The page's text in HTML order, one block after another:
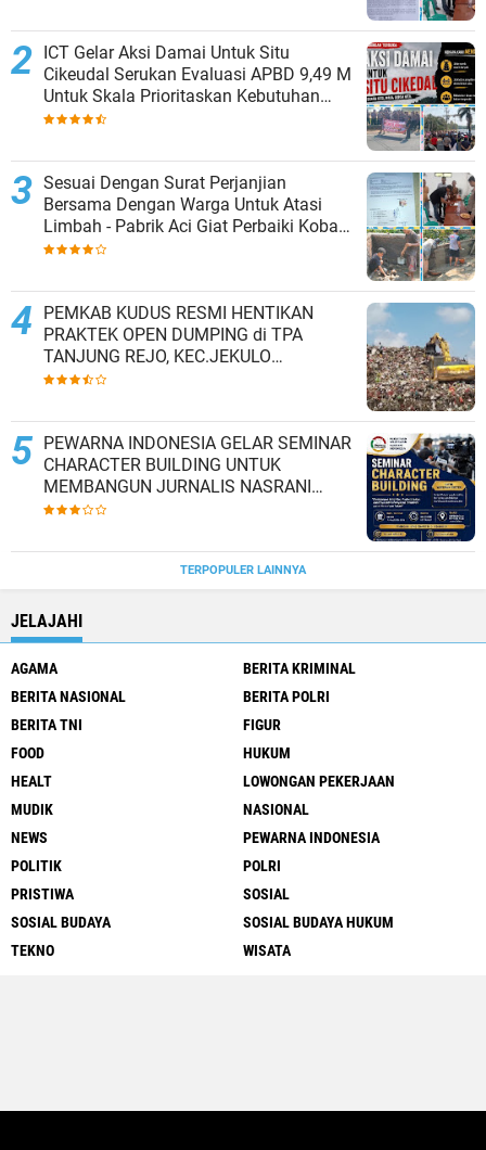
ICT Gelar Aksi Damai Untuk Situ
Cikeudal Serukan Evaluasi APBD 9,49 M
Untuk Skala Prioritaskan Kebutuhan
Dasar Masyarakat Belum Saat nya
Sesuai Dengan Surat Perjanjian
Bersama Dengan Warga Untuk Atasi
Limbah - Pabrik Aci Giat Perbaiki Kobak
Penampungan Air
PEMKAB KUDUS RESMI HENTIKAN
PRAKTEK OPEN DUMPING di TPA
TANJUNG REJO, KEC.JEKULO
KAB.KUDUS,BERLAKUKAN SISTEM
PEWARNA INDONESIA GELAR SEMINAR
CHARACTER BUILDING UNTUK
MEMBANGUN JURNALIS NASRANI
BERINTEGRITAS DAN BERDAMPAK*
TERPOPULER LAINNYA
JELAJAHI
AGAMA
BERITA KRIMINAL
BERITA NASIONAL
BERITA POLRI
BERITA TNI
FIGUR
FOOD
HUKUM
HEALT
LOWONGAN PEKERJAAN
MUDIK
NASIONAL
NEWS
PEWARNA INDONESIA
POLITIK
POLRI
PRISTIWA
SOSIAL
SOSIAL BUDAYA
SOSIAL BUDAYA HUKUM
TEKNO
WISATA